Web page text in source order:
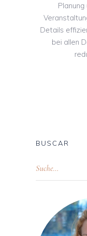
Planung
Details
bei allen
BUSCAR